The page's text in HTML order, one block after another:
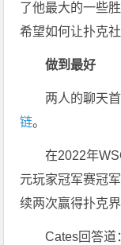
了他最大的一些
希望如何让扑克
做到最好
两人的聊天
链。
在2022年
元玩家冠军赛冠
续两次赢得扑克
Cates回答道